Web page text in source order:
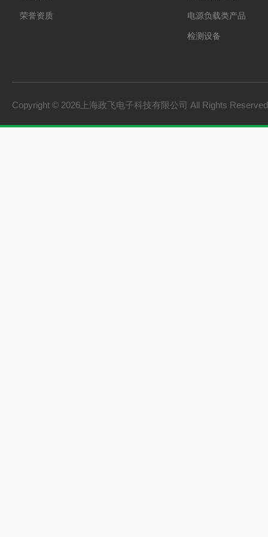
荣誉资质 电源负载类产品
检测设备
Copyright © 2026上海政飞电子科技有限公司 All Rights